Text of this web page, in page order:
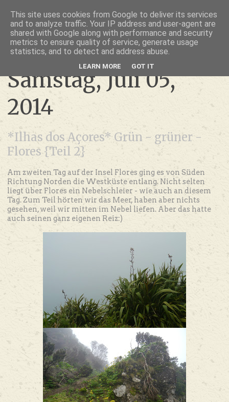
thru lensed eyes
- das Schöne im Fokus -
Samstag, Juli 05,
2014
*Ilhas dos Açores* Grün - grüner -
Flores {Teil 2}
Am zweiten Tag auf der Insel Flores ging es von Süden
Richtung Norden die Westküste entlang. Nicht selten
liegt über Flores ein Nebelschleier - wie auch an diesem
Tag. Zum Teil hörten wir das Meer, haben aber nichts
gesehen, weil wir mitten im Nebel liefen. Aber das hatte
auch seinen ganz eigenen Reiz:)
This site uses cookies from Google to deliver its services
and to analyze traffic. Your IP address and user-agent are
shared with Google along with performance and security
metrics to ensure quality of service, generate usage
statistics, and to detect and address abuse.
LEARN MORE GOT IT